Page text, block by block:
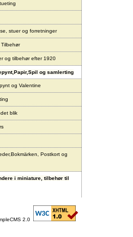
stuer og forretninger
og tilbehør efter 1920
og samlerting
og Valentine
blik
Postkort og
i miniature, tilbehør til